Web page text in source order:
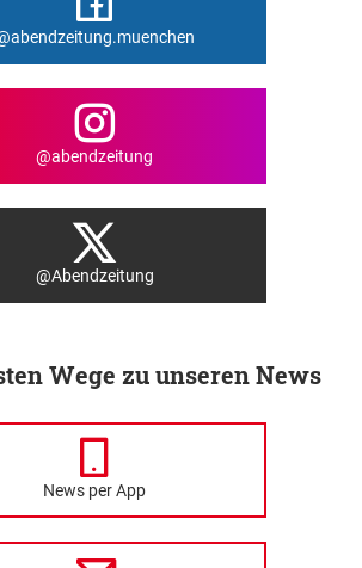
@abendzeitung
@Abendzeitung
Wege zu unseren News
News per App